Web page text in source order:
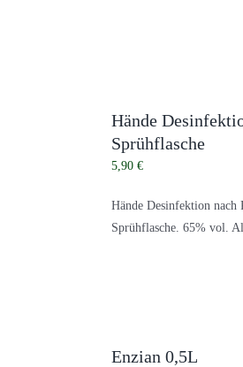
Hände
Sprühflasche
5,90 €
Hände Desinfektion nach
Sprühflasche. 65% vol.
Enzian 0,5L